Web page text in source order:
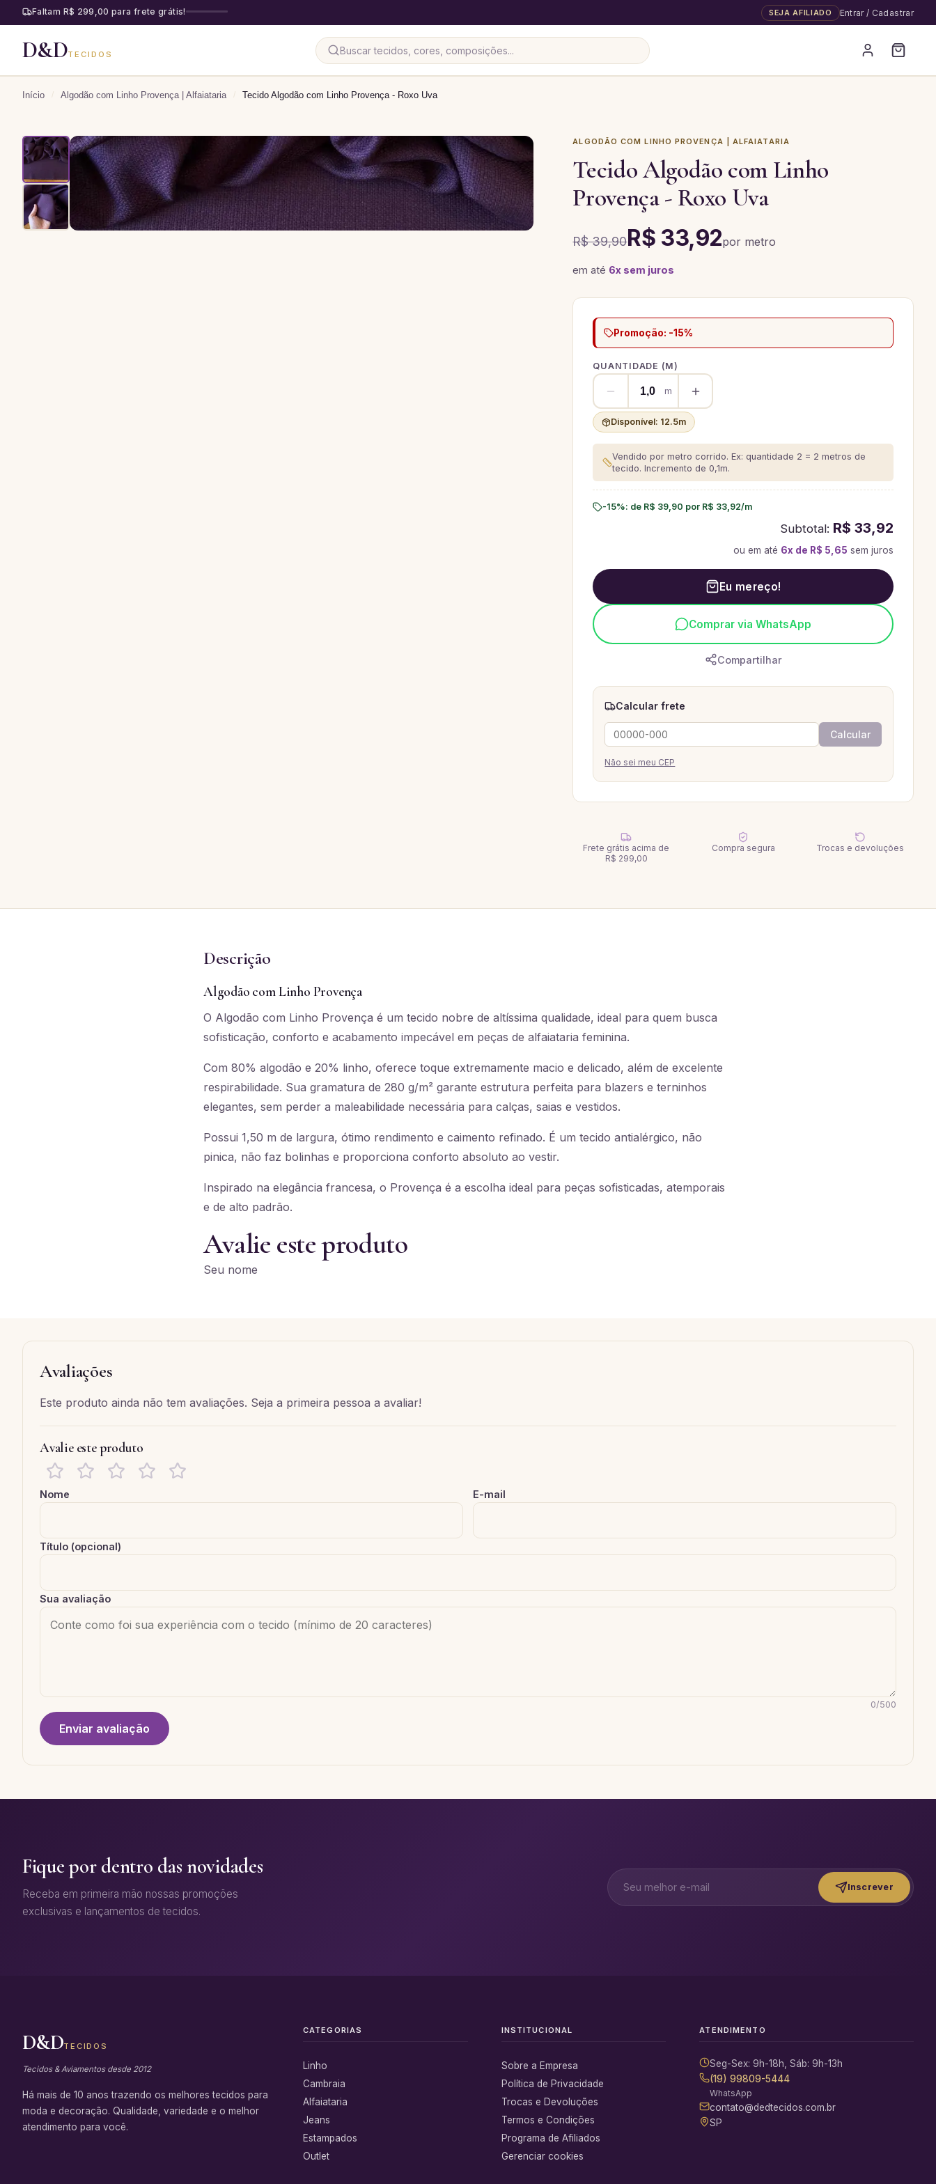
Faltam R$ 299,00 para frete grátis! SEJA AFILIADO Entrar / Cadastrar
D&DTECIDOS
Início / Algodão com Linho Provença | Alfaiataria / Tecido Algodão com Linho Provença - Roxo Uva
ALGODÃO COM LINHO PROVENÇA | ALFAIATARIA
Tecido Algodão com Linho
Provença - Roxo Uva
R$ 39,90R$ 33,92por metro
em até 6x sem juros
Promoção: -15%
QUANTIDADE (M)
m
Disponível: 12.5m
Vendido por metro corrido. Ex: quantidade 2 = 2 metros de
tecido. Incremento de 0,1m.
-15%: de R$ 39,90 por R$ 33,92/m
Subtotal: R$ 33,92
ou em até 6x de R$ 5,65 sem juros
Eu mereço!
Comprar via WhatsApp
Compartilhar
Calcular frete
Calcular
Não sei meu CEP
Frete grátis acima de
R$ 299,00
Compra segura Trocas e devoluções
Descrição
Algodão com Linho Provença
O Algodão com Linho Provença é um tecido nobre de altíssima qualidade, ideal para quem busca
sofisticação, conforto e acabamento impecável em peças de alfaiataria feminina.
Com 80% algodão e 20% linho, oferece toque extremamente macio e delicado, além de excelente
respirabilidade. Sua gramatura de 280 g/m² garante estrutura perfeita para blazers e terninhos
elegantes, sem perder a maleabilidade necessária para calças, saias e vestidos.
Possui 1,50 m de largura, ótimo rendimento e caimento refinado. É um tecido antialérgico, não
pinica, não faz bolinhas e proporciona conforto absoluto ao vestir.
Inspirado na elegância francesa, o Provença é a escolha ideal para peças sofisticadas, atemporais
e de alto padrão.
Avalie este produto
Seu nome
Avaliações
Este produto ainda não tem avaliações. Seja a primeira pessoa a avaliar!
Avalie este produto
Nome E-mail
Título (opcional)
Sua avaliação
0/500
Enviar avaliação
Fique por dentro das novidades
Receba em primeira mão nossas promoções
exclusivas e lançamentos de tecidos.
Inscrever
D&DTECIDOS
Tecidos & Aviamentos desde 2012
Há mais de 10 anos trazendo os melhores tecidos para
moda e decoração. Qualidade, variedade e o melhor
atendimento para você.
CATEGORIAS
Linho
Cambraia
Alfaiataria
Jeans
Estampados
Outlet
INSTITUCIONAL
Sobre a Empresa
Política de Privacidade
Trocas e Devoluções
Termos e Condições
Programa de Afiliados
Gerenciar cookies
ATENDIMENTO
Seg-Sex: 9h-18h, Sáb: 9h-13h
(19) 99809-5444
WhatsApp
contato@dedtecidos.com.br
SP